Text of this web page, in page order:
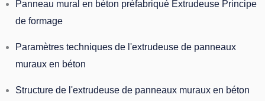
Panneau mural en béton préfabriqué Extrudeuse Principe
de formage
Paramètres techniques de l'extrudeuse de panneaux
muraux en béton
Structure de l'extrudeuse de panneaux muraux en béton